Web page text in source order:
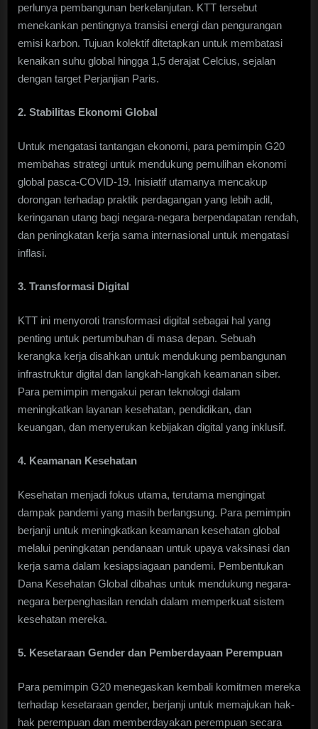
perlunya pembangunan berkelanjutan. KTT tersebut
menekankan pentingnya transisi energi dan pengurangan
emisi karbon. Tujuan kolektif ditetapkan untuk membatasi
kenaikan suhu global hingga 1,5 derajat Celcius, sejalan
dengan target Perjanjian Paris.
2. Stabilitas Ekonomi Global
Untuk mengatasi tantangan ekonomi, para pemimpin G20
membahas strategi untuk mendukung pemulihan ekonomi
global pasca-COVID-19. Inisiatif utamanya mencakup
dorongan terhadap praktik perdagangan yang lebih adil,
keringanan utang bagi negara-negara berpendapatan rendah,
dan peningkatan kerja sama internasional untuk mengatasi
inflasi.
3. Transformasi Digital
KTT ini menyoroti transformasi digital sebagai hal yang
penting untuk pertumbuhan di masa depan. Sebuah
kerangka kerja disahkan untuk mendukung pembangunan
infrastruktur digital dan langkah-langkah keamanan siber.
Para pemimpin mengakui peran teknologi dalam
meningkatkan layanan kesehatan, pendidikan, dan
keuangan, dan menyerukan kebijakan digital yang inklusif.
4. Keamanan Kesehatan
Kesehatan menjadi fokus utama, terutama mengingat
dampak pandemi yang masih berlangsung. Para pemimpin
berjanji untuk meningkatkan keamanan kesehatan global
melalui peningkatan pendanaan untuk upaya vaksinasi dan
kerja sama dalam kesiapsiagaan pandemi. Pembentukan
Dana Kesehatan Global dibahas untuk mendukung negara-
negara berpenghasilan rendah dalam memperkuat sistem
kesehatan mereka.
5. Kesetaraan Gender dan Pemberdayaan Perempuan
Para pemimpin G20 menegaskan kembali komitmen mereka
terhadap kesetaraan gender, berjanji untuk memajukan hak-
hak perempuan dan memberdayakan perempuan secara